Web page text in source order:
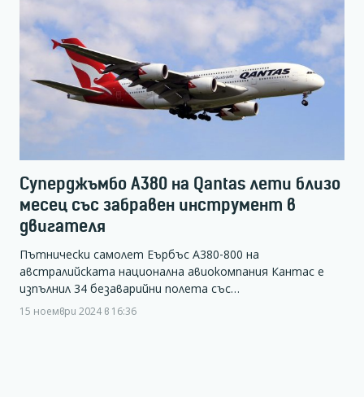
Суперджъмбо А380 на Qantas лети близо
месец със забравен инструмент в
двигателя
Пътнически самолет Еърбъс А380-800 на
австралийската национална авиокомпания Кантас е
изпълнил 34 безаварийни полета със…
15 ноември 2024 в 16:36